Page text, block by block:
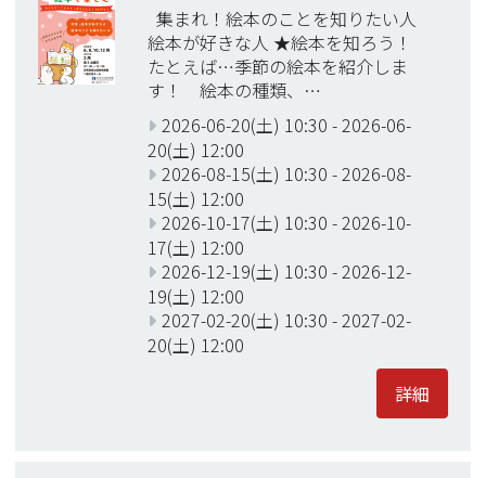
集まれ！絵本のことを知りたい人
絵本が好きな人 ★絵本を知ろう！
たとえば…季節の絵本を紹介しま
す！ 絵本の種類、…
2026-06-20(土) 10:30 -2026-06-
20(土) 12:00
2026-08-15(土) 10:30 -2026-08-
15(土) 12:00
2026-10-17(土) 10:30 -2026-10-
17(土) 12:00
2026-12-19(土) 10:30 -2026-12-
19(土) 12:00
2027-02-20(土) 10:30 -2027-02-
20(土) 12:00
詳細